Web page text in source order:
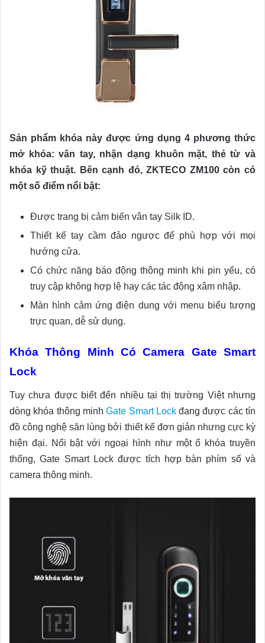
Sản phẩm khóa này được ứng dụng 4 phương thức
mở khóa: vân tay, nhận dạng khuôn mặt, thẻ từ và
khóa kỹ thuật. Bên cạnh đó, ZKTECO ZM100 còn có
một số điểm nổi bật:
Được trang bị cảm biến vân tay Silk ID.
Thiết kế tay cầm đảo ngược để phù hợp với mọi
hướng cửa.
Có chức năng báo động thông minh khi pin yếu, có
truy cập không hợp lệ hay các tác động xâm nhập.
Màn hình cảm ứng điện dung với menu biểu tượng
trực quan, dễ sử dụng.
Khóa Thông Minh Có Camera Gate Smart
Lock
Tuy chưa được biết đến nhiều tại thị trường Việt nhưng
dòng khóa thông minhGate Smart Lockđang được các tín
đồ công nghệ săn lùng bởi thiết kế đơn giản nhưng cực kỳ
hiện đại. Nổi bật với ngoại hình như một ổ khóa truyền
thống, Gate Smart Lock được tích hợp bàn phím số và
camera thông minh.